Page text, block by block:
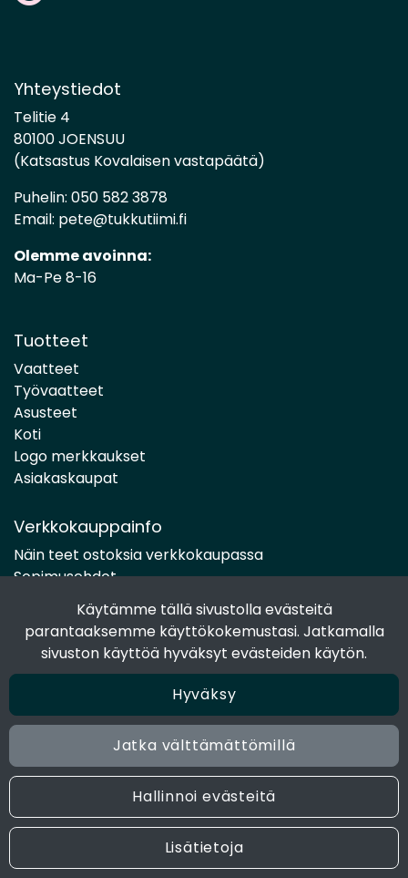
Käytämme tällä sivustolla evästeitä
parantaaksemme käyttökokemustasi. Jatkamalla
sivuston käyttöä hyväksyt evästeiden käytön.
Hyväksy
Jatka välttämättömillä
Hallinnoi evästeitä
Lisätietoja
Yhteystiedot
Telitie 4
80100 JOENSUU
(Katsastus Kovalaisen vastapäätä)
Puhelin: 050 582 3878
Email: pete@tukkutiimi.fi
Olemme avoinna:
Ma-Pe 8-16
Tuotteet
Vaatteet
Työvaatteet
Asusteet
Koti
Logo merkkaukset
Asiakaskaupat
Verkkokauppainfo
Näin teet ostoksia verkkokaupassa
Sopimusehdot
Toimitustavat
Maksutavat
Tietosuojaseloste
Seuraa sosiaalisessa mediassa
Facebook
Instagram
© 2024 Joen Tukkutiimi. All rights reserved. Site by